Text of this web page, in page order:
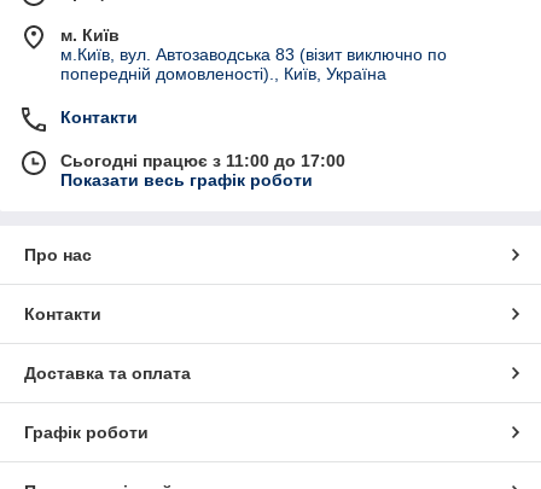
м. Київ
м.Київ, вул. Автозаводська 83 (візит виключно по
попередній домовленості)., Київ, Україна
Контакти
Сьогодні працює з 11:00 до 17:00
Показати весь графік роботи
Про нас
Контакти
Доставка та оплата
Графік роботи